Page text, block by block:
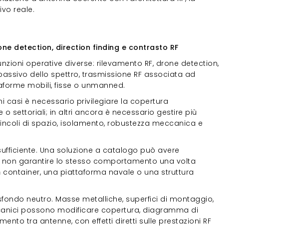
reale.
detection, direction finding e contrasto RF
operative diverse: rilevamento RF, drone detection,
dello spettro, trasmissione RF associata ad
mobili, fisse o unmanned.
casi è necessario privilegiare la copertura
settoriali; in altri ancora è necessario gestire più
di spazio, isolamento, robustezza meccanica e
Una soluzione a catalogo può avere
garantire lo stesso comportamento una volta
container, una piattaforma navale o una struttura
neutro. Masse metalliche, superfici di montaggio,
possono modificare copertura, diagramma di
tra antenne, con effetti diretti sulle prestazioni RF